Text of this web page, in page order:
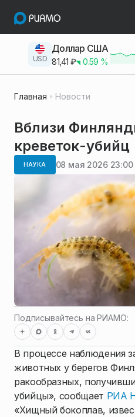
USD
Доллар США
81,41 ₽ 0.59 %
Главная Новости
Вблизи
креветок-убийц
НАУКА 08 мая 2026 23:00
Подписывайтесь на РИАМО:
В процессе наблюдения
животных у берегов
ракообразных,
убийцы», сообщает РИА
«Хищный бокоплав,